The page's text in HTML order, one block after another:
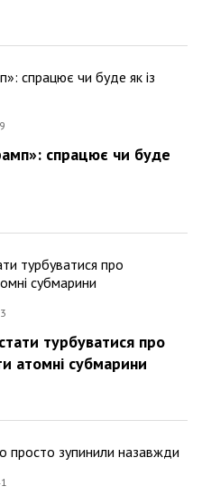
спрацює чи буде
турбуватися про
атомні субмарини